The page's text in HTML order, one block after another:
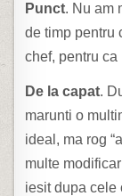
Punct. Nu am
de timp pentru
chef, pentru ca
De la capat.
marunti o
ideal, ma rog
multe
iesit dupa cele